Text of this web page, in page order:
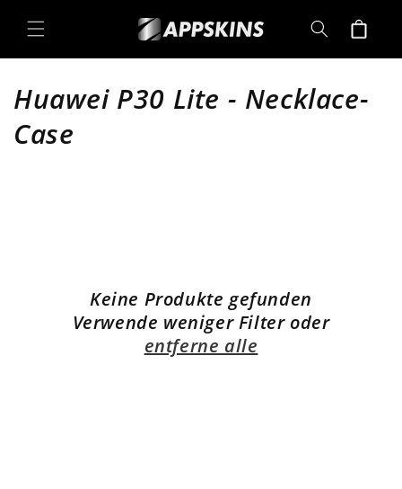
zum
Inhalt
Warenkorb
K
a
Huawei P30 Lite - Necklace-
Case
Keine Produkte gefunden
Verwende weniger Filter oder
entferne alle